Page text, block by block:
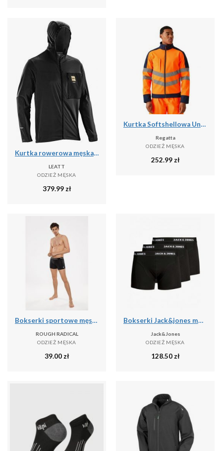
Kurtka rowerowa męska Leatt MTB WindBlock 1.0
LEATT
ODZIEŻ MĘSKA
379.99 zł
Kurtka Softshellowa Unisex Dla Dorosłych HiVis Odblaskowy Materiał
Regatta
ODZIEŻ MĘSKA
252.99 zł
Bokserki sportowe męskie Rough Radical Comfort
ROUGH RADICAL
ODZIEŻ MĘSKA
39.00 zł
Bokserki Jack&jones model 12171944-CZARNY dla mężczyzn
Jack&Jones
ODZIEŻ MĘSKA
128.50 zł